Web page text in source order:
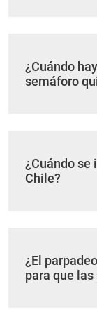
¿Cuándo
semáforo
¿Cuándo se
Chile?
¿El
para que